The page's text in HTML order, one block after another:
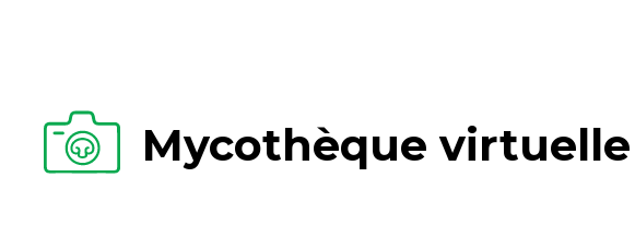
Mycothèque virtuelle